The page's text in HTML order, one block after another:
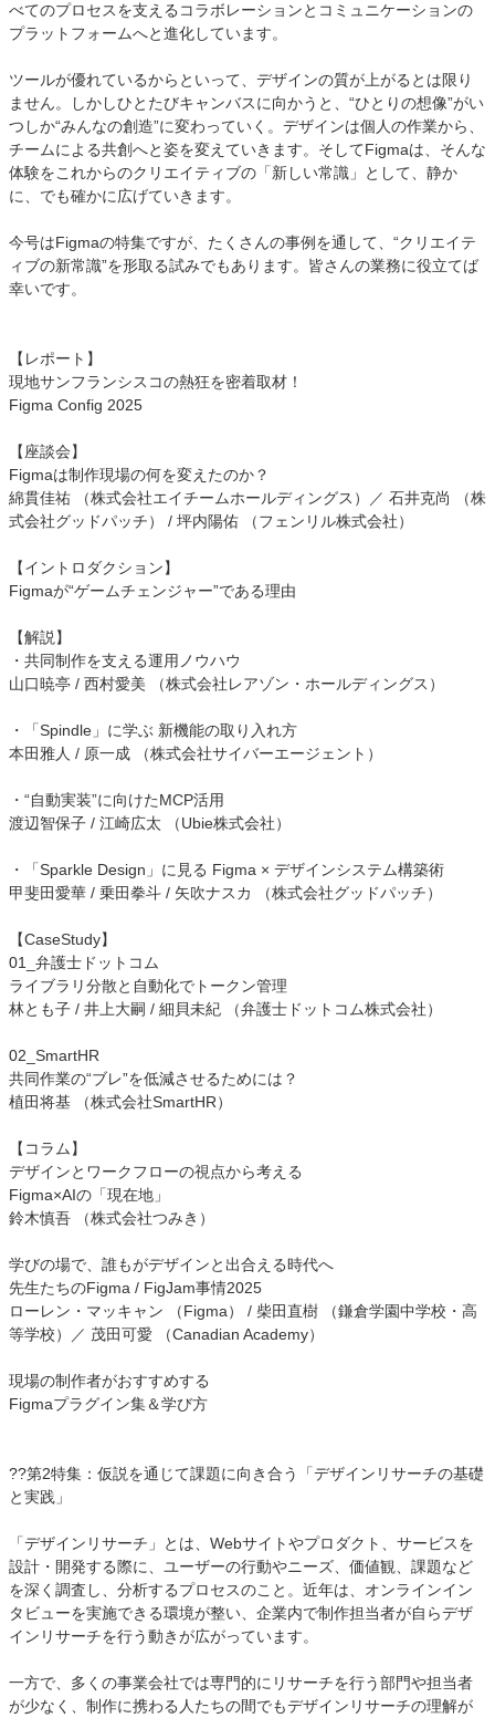
べてのプロセスを支えるコラボレーションとコミュニケーションの
プラットフォームへと進化しています。
ツールが優れているからといって、デザインの質が上がるとは限り
ません。しかしひとたびキャンバスに向かうと、“ひとりの想像”がい
つしか“みんなの創造”に変わっていく。デザインは個人の作業から、
チームによる共創へと姿を変えていきます。そしてFigmaは、そんな
体験をこれからのクリエイティブの「新しい常識」として、静か
に、でも確かに広げていきます。
今号はFigmaの特集ですが、たくさんの事例を通して、“クリエイテ
ィブの新常識”を形取る試みでもあります。皆さんの業務に役立てば
幸いです。
【レポート】
現地サンフランシスコの熱狂を密着取材！
Figma Config 2025
【座談会】
Figmaは制作現場の何を変えたのか？
綿貫佳祐 （株式会社エイチームホールディングス）／ 石井克尚 （株
式会社グッドパッチ） / 坪内陽佑 （フェンリル株式会社）
【イントロダクション】
Figmaが“ゲームチェンジャー”である理由
【解説】
・共同制作を支える運用ノウハウ
山口暁亭 / 西村愛美 （株式会社レアゾン・ホールディングス）
・「Spindle」に学ぶ 新機能の取り入れ方
本田雅人 / 原一成 （株式会社サイバーエージェント）
・“自動実装”に向けたMCP活用
渡辺智保子 / 江崎広太 （Ubie株式会社）
・「Sparkle Design」に見る Figma × デザインシステム構築術
甲斐田愛華 / 乗田拳斗 / 矢吹ナスカ （株式会社グッドパッチ）
【CaseStudy】
01_弁護士ドットコム
ライブラリ分散と自動化でトークン管理
林とも子 / 井上大嗣 / 細貝未紀 （弁護士ドットコム株式会社）
02_SmartHR
共同作業の“ブレ”を低減させるためには？
植田将基 （株式会社SmartHR）
【コラム】
デザインとワークフローの視点から考える
Figma×AIの「現在地」
鈴木慎吾 （株式会社つみき）
学びの場で、誰もがデザインと出合える時代へ
先生たちのFigma / FigJam事情2025
ローレン・マッキャン （Figma） / 柴田直樹 （鎌倉学園中学校・高
等学校）／ 茂田可愛 （Canadian Academy）
現場の制作者がおすすめする
Figmaプラグイン集＆学び方
??第2特集：仮説を通じて課題に向き合う「デザインリサーチの基礎
と実践」
「デザインリサーチ」とは、Webサイトやプロダクト、サービスを
設計・開発する際に、ユーザーの行動やニーズ、価値観、課題など
を深く調査し、分析するプロセスのこと。近年は、オンラインイン
タビューを実施できる環境が整い、企業内で制作担当者が自らデザ
インリサーチを行う動きが広がっています。
一方で、多くの事業会社では専門的にリサーチを行う部門や担当者
が少なく、制作に携わる人たちの間でもデザインリサーチの理解が